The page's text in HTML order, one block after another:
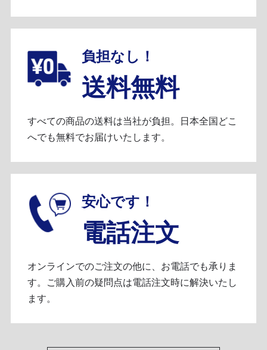
負担なし！
送料無料
すべての商品の送料は当社が負担。日本全国どこ
へでも無料でお届けいたします。
安心です！
電話注文
オンラインでのご注文の他に、お電話でも承りま
す。ご購入前の疑問点は電話注文時に解決いたし
ます。